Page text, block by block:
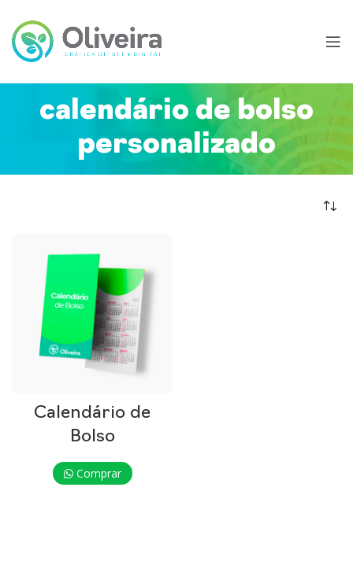
calendário de bolso
personalizado
Calendário de
Bolso
Comprar